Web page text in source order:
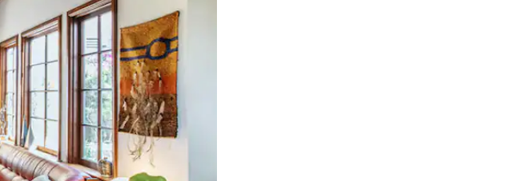
en omlaag, óf door te tikken of swipen.